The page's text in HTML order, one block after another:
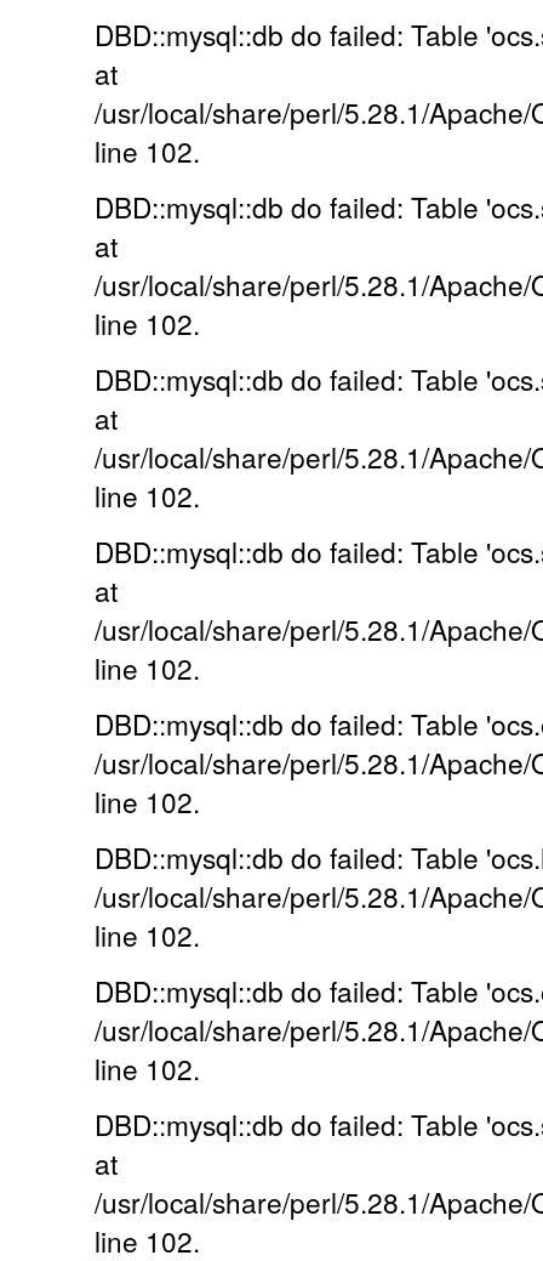
DBD::mysql::db do failed: Table
at
/usr/local/share/perl/5.28.1/
line 102.
DBD::mysql::db do failed: Table
at
/usr/local/share/perl/5.28.1/
line 102.
DBD::mysql::db do failed: Table
at
/usr/local/share/perl/5.28.1/
line 102.
DBD::mysql::db do failed: Table
at
/usr/local/share/perl/5.28.1/
line 102.
DBD::mysql::db do failed: Table
/usr/local/share/perl/5.28.1/
line 102.
DBD::mysql::db do failed: Table
/usr/local/share/perl/5.28.1/
line 102.
DBD::mysql::db do failed: Table
/usr/local/share/perl/5.28.1/
line 102.
DBD::mysql::db do failed: Table
at
/usr/local/share/perl/5.28.1/
line 102.